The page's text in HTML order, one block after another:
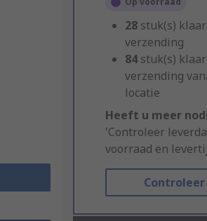
28 stuk(s)
verzending
84stuk(s)
verzending
locatie
Heeft u meer
'Controleer
voorraad en